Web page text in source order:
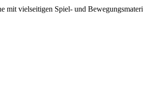
vielseitigen Spiel- und